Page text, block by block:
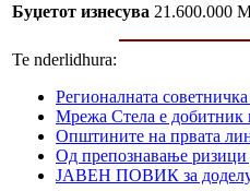
Буџетот изнесува 21.600.000
Te nderlidhura:
Регионалната
Мрежа Стела е добитник
Општините на првата
Од препознавање ризици
ЈАВЕН ПОВИК за